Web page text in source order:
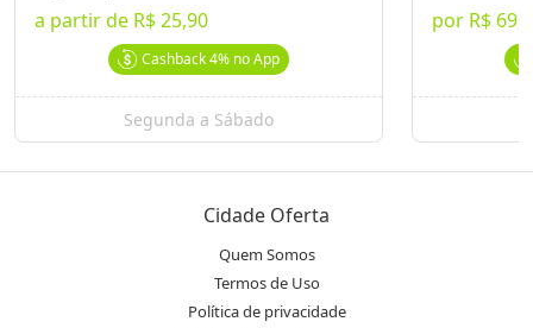
a partir de R$ 25,90
Cashback4%no App
Segunda a Sábado
por R$
Cidade Oferta
Quem Somos
Termos de Uso
Política de privacidade